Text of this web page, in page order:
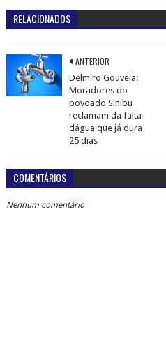
RELACIONADOS
ANTERIOR
Delmiro Gouveia:
Moradores do
povoado Sinibu
reclamam da falta
dágua que já dura
25 dias
COMENTÁRIOS
Nenhum comentário